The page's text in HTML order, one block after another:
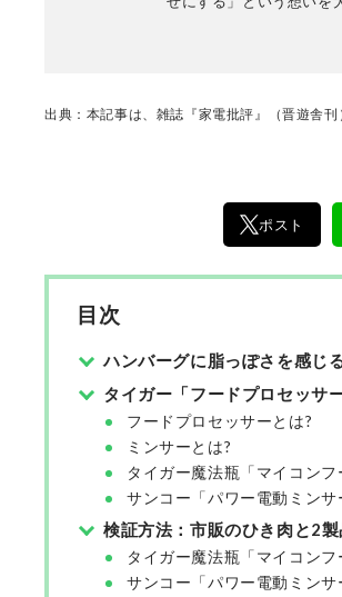
出典：本記事は、雑誌『家電批評』（晋遊舎
ポスト
目次
ハンバーグに脂っぽさを感じ
タイガー「フードプロセッサ
フードプロセッサーとは?
ミンサーとは?
タイガー魔法瓶「マイコンフ
サンコー「パワー電動ミンサ
検証方法：市販のひき肉と2
タイガー魔法瓶「マイコンフ
サンコー「パワー電動ミンサ